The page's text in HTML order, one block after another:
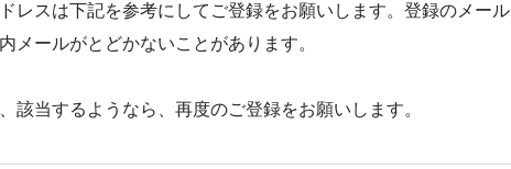
レスは下記を参考にしてご登録をお願いします。登録のメール
メールがとどかないことがあります。
該当するようなら、再度のご登録をお願いします。